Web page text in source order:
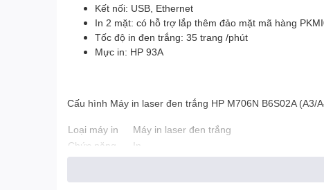
Kết nối: USB, Ethernet
In 2 mặt: có hỗ trợ lắp thêm đảo mặt mã hàng
Tốc độ in đen trắng: 35 trang /phút
Mực in: HP 93A
Cấu hình Máy in laser đen trắng HP M706N B6S02A (A3/
Loại máy in
Máy in laser đen trắng
Chức năng
In